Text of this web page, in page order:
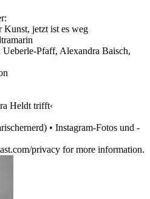
Kunst, jetzt ist es weg
Pfaff, Alexandra Baisch,
Heldt trifft‹
• Instagram-Fotos und -
privacy for more information.